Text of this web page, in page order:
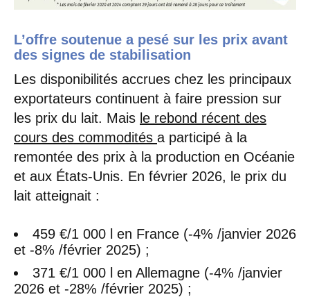
L’offre soutenue a pesé sur les prix avant
des signes de stabilisation
Les disponibilités accrues chez les principaux
exportateurs continuent à faire pression sur
les prix du lait. Mais le rebond récent des
cours des commodités a participé à la
remontée des prix à la production en Océanie
et aux États-Unis. En février 2026, le prix du
lait atteignait :
459 €/1 000 l en France (-4% /janvier 2026
et -8% /février 2025) ;
371 €/1 000 l en Allemagne (-4% /janvier
2026 et -28% /février 2025) ;